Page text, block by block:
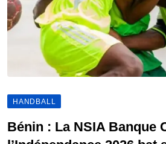
HANDBALL
Bénin : La NSIA Banque